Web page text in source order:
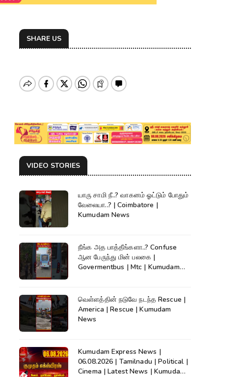
SHARE US
VIDEO STORIES
யாரு சாமி நீ..? வாகனம் ஓட்டும் போதும்
வேலையா..? | Coimbatore |
Kumudam News
நீங்க அத பாத்தீங்களா..? Confuse
ஆன பேருந்து மின் பலகை |
Govermentbus | Mtc | Kumudam
வெள்ளத்தின் நடுவே நடந்த Rescue |
America | Rescue | Kumudam
News
Kumudam Express News |
06.08.2026 | Tamilnadu | Political |
Cinema | Latest News | Kumudam